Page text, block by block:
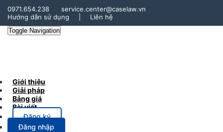
0971.654.238
service.center@caselaw.vn
Hướng dẫn sử dụng
Liên hệ
Toggle Navigation
Giới thiệu
Giải pháp
Bảng giá
Bài viết
Đăng ký
Đăng nhập